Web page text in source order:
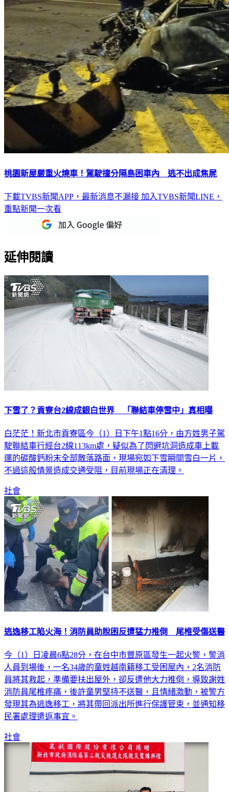
桃園新屋嚴重火燒車！駕駛撞分隔島困車內 逃不出成焦屍
下載TVBS新聞APP，最新消息不漏接 加入TVBS新聞LINE，
重點新聞一次看
延伸閱讀
下雪了？貢寮台2線成銀白世界 「聯結車停雪中」真相曝
白茫茫！新北市貢寮區今（1）日下午1點16分，由方姓男子駕
駛聯結車行經台2線113km處，疑似為了閃避坑洞造成車上載
運的碳酸鈣粉末全部散落路面，現場宛如下雪瞬間雪白一片，
不過這般情景造成交通受阻，目前現場正在清理。
社會
逃逸移工陷火海！消防員助脫困反遭猛力推倒 尾椎受傷送醫
今（1）日凌晨6點28分，在台中市豐原區發生一起火警，警消
人員到場後，一名34歲的童姓越南籍移工受困屋內，2名消防
員將其救起，準備要扶出屋外，卻反遭他大力推倒，導致謝姓
消防員尾椎疼痛，後許童男堅持不送醫，且情緒激動，被警方
發現其為逃逸移工，將其帶回派出所進行保護管束，並通知移
民署處理遣返事宜。
社會